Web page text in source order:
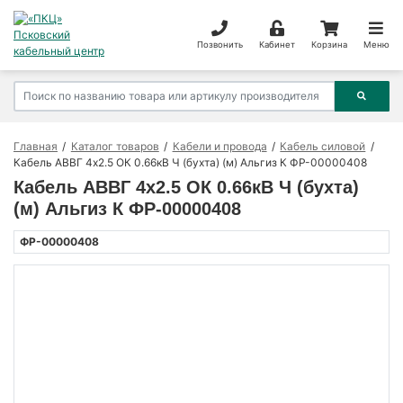
Позвонить Кабинет Корзина Меню
Главная Каталог товаров Кабели и провода
Кабель силовой
Кабель АВВГ 4х2.5 ОК 0.66кВ Ч (бухта) (м) Альгиз К ФР-00000408
Кабель АВВГ 4х2.5 ОК 0.66кВ Ч (бухта)
(м) Альгиз К ФР-00000408
ФР-00000408